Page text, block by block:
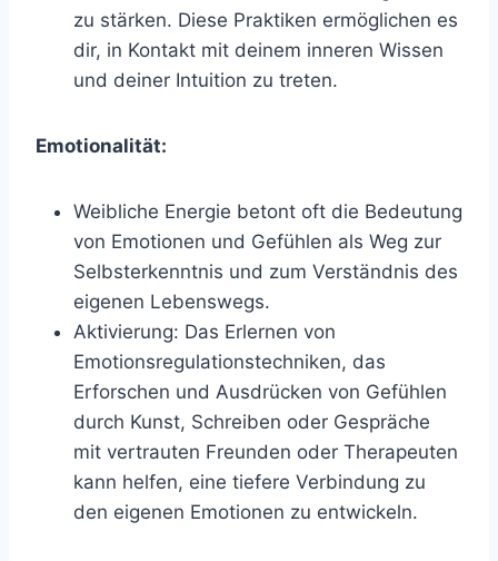
zu stärken. Diese Praktiken ermöglichen es
dir, in Kontakt mit deinem inneren Wissen
und deiner Intuition zu treten.
Emotionalität:
Weibliche Energie betont oft die Bedeutung
von Emotionen und Gefühlen als Weg zur
Selbsterkenntnis und zum Verständnis des
eigenen Lebenswegs.
Aktivierung: Das Erlernen von
Emotionsregulationstechniken, das
Erforschen und Ausdrücken von Gefühlen
durch Kunst, Schreiben oder Gespräche
mit vertrauten Freunden oder Therapeuten
kann helfen, eine tiefere Verbindung zu
den eigenen Emotionen zu entwickeln.